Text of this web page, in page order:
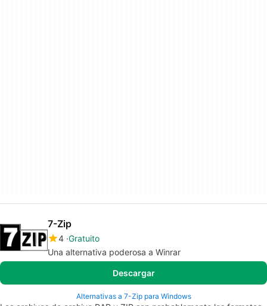
7-Zip
4 Gratuito
Una alternativa poderosa a Winrar
Descargar
Alternativas a 7-Zip para Windows